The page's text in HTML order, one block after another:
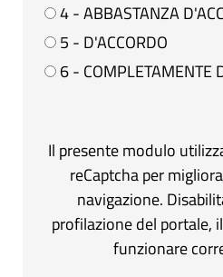
4 - ABBASTANZA
5 - D'ACCORDO
6 - COMPLETAMENTE
Il presente modulo
reCaptcha per
navigazione.
profilazione del portale,
funzionare